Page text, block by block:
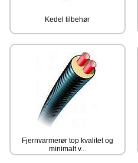
Kedel tilbehør
Fjernvarmerør top kvalitet og
minimalt v...